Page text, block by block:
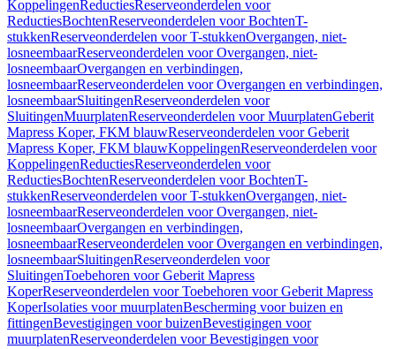
KoppelingenReductiesReserveonderdelen voor
ReductiesBochtenReserveonderdelen voor BochtenT-
stukkenReserveonderdelen voor T-stukkenOvergangen, niet-
losneembaarReserveonderdelen voor Overgangen, niet-
losneembaarOvergangen en verbindingen,
losneembaarReserveonderdelen voor Overgangen en verbindingen,
losneembaarSluitingenReserveonderdelen voor
SluitingenMuurplatenReserveonderdelen voor MuurplatenGeberit
Mapress Koper, FKM blauwReserveonderdelen voor Geberit
Mapress Koper, FKM blauwKoppelingenReserveonderdelen voor
KoppelingenReductiesReserveonderdelen voor
ReductiesBochtenReserveonderdelen voor BochtenT-
stukkenReserveonderdelen voor T-stukkenOvergangen, niet-
losneembaarReserveonderdelen voor Overgangen, niet-
losneembaarOvergangen en verbindingen,
losneembaarReserveonderdelen voor Overgangen en verbindingen,
losneembaarSluitingenReserveonderdelen voor
SluitingenToebehoren voor Geberit Mapress
KoperReserveonderdelen voor Toebehoren voor Geberit Mapress
KoperIsolaties voor muurplatenBescherming voor buizen en
fittingenBevestigingen voor buizenBevestigingen voor
muurplatenReserveonderdelen voor Bevestigingen voor